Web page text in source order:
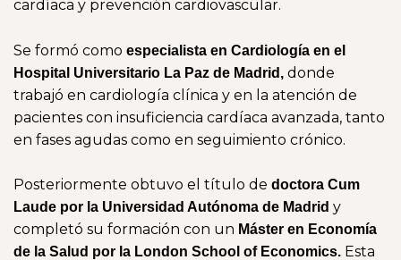
cardíaca y prevención cardiovascular.
Se formó como especialista en Cardiología en el
Hospital Universitario La Paz de Madrid, donde
trabajó en cardiología clínica y en la atención de
pacientes con insuficiencia cardíaca avanzada, tanto
en fases agudas como en seguimiento crónico.
Posteriormente obtuvo el título de doctora Cum
Laude por la Universidad Autónoma de Madrid y
completó su formación con un Máster en Economía
de la Salud por la London School of Economics. Esta